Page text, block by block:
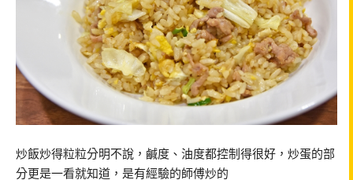
炒飯炒得粒粒分明不說，鹹度、油度都控制得很好，炒蛋的部
分更是一看就知道，是有經驗的師傅炒的